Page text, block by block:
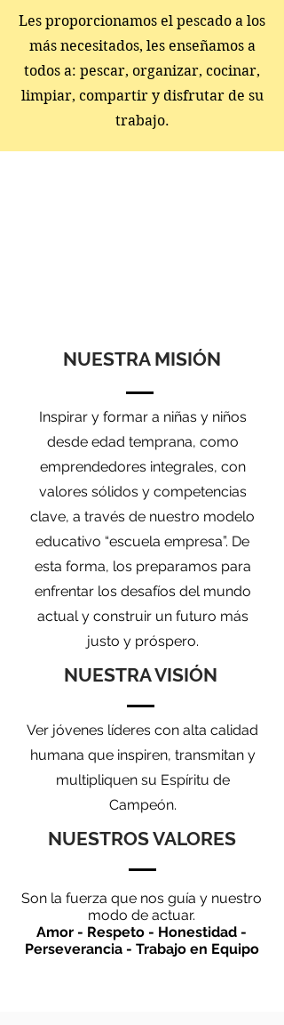
Les proporcionamos el pescado a los
más necesitados, les enseñamos a
todos a: pescar, organizar, cocinar,
limpiar, compartir y disfrutar de su
trabajo.
NUESTRA MISIÓN
Inspirar y formar a niñas y niños
desde edad temprana, como
emprendedores integrales, con
valores sólidos y competencias
clave, a través de nuestro modelo
educativo “escuela empresa”. De
esta forma, los preparamos para
enfrentar los desafíos del mundo
actual y construir un futuro más
justo y próspero.
NUESTRA VISIÓN
Ver jóvenes líderes con alta calidad
humana que inspiren, transmitan y
multipliquen su Espíritu de
Campeón.
NUESTROS VALORES
Son la fuerza que nos guía y nuestro
modo de actuar.
Amor - Respeto - Honestidad -
Perseverancia - Trabajo en Equipo